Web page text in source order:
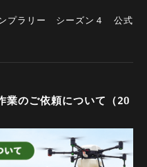
ンプラリー シーズン４ 公式
業のご依頼について（20